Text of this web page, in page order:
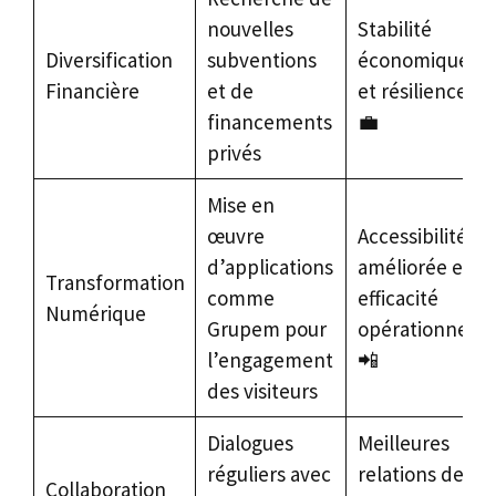
Diversification
Financière
nouvelles
subventions
et de
financements
privés
Stabilité
économique
et résilience
💼
Transformation
Numérique
Mise en
œuvre
d’applications
comme
Grupem pour
l’engagement
des visiteurs
Accessibilité
améliorée et
efficacité
opérationnelle
📲
Collaboration
Dialogues
réguliers avec
Meilleures
relations de